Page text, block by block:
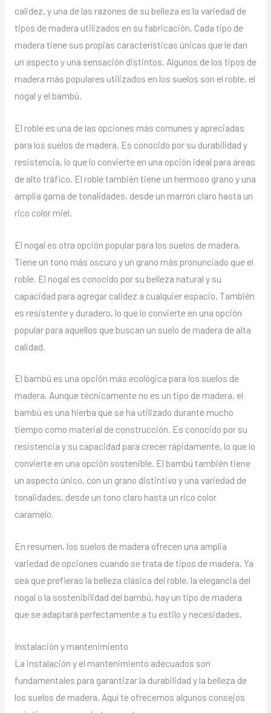
calidez, y una de las razones de su belleza es la variedad de
tipos de madera utilizados en su fabricación. Cada tipo de
madera tiene sus propias características únicas que le dan
un aspecto y una sensación distintos. Algunos de los tipos de
madera más populares utilizados en los suelos son el roble, el
nogal y el bambú.
El roble es una de las opciones más comunes y apreciadas
para los suelos de madera. Es conocido por su durabilidad y
resistencia, lo que lo convierte en una opción ideal para áreas
de alto tráfico. El roble también tiene un hermoso grano y una
amplia gama de tonalidades, desde un marrón claro hasta un
rico color miel.
El nogal es otra opción popular para los suelos de madera.
Tiene un tono más oscuro y un grano más pronunciado que el
roble. El nogal es conocido por su belleza natural y su
capacidad para agregar calidez a cualquier espacio. También
es resistente y duradero, lo que lo convierte en una opción
popular para aquellos que buscan un suelo de madera de alta
calidad.
El bambú es una opción más ecológica para los suelos de
madera. Aunque técnicamente no es un tipo de madera, el
bambú es una hierba que se ha utilizado durante mucho
tiempo como material de construcción. Es conocido por su
resistencia y su capacidad para crecer rápidamente, lo que lo
convierte en una opción sostenible. El bambú también tiene
un aspecto único, con un grano distintivo y una variedad de
tonalidades, desde un tono claro hasta un rico color
caramelo.
En resumen, los suelos de madera ofrecen una amplia
variedad de opciones cuando se trata de tipos de madera. Ya
sea que prefieras la belleza clásica del roble, la elegancia del
nogal o la sostenibilidad del bambú, hay un tipo de madera
que se adaptará perfectamente a tu estilo y necesidades.
Instalación y mantenimiento
La instalación y el mantenimiento adecuados son
fundamentales para garantizar la durabilidad y la belleza de
los suelos de madera. Aquí te ofrecemos algunos consejos